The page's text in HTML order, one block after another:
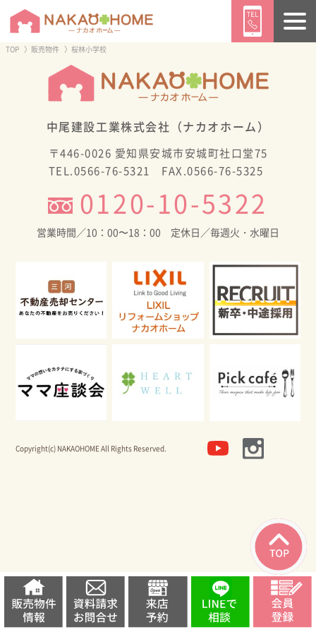
TOP 販売物件 桜林小学校
中尾建設工業株式会社（ナカオホーム）
〒446-0026 愛知県安城市安城町社口堂75
TEL.0566-76-5321 FAX.0566-76-5325
0120-10-5322
営業時間／10：00〜18：00 定休日／毎週火・水曜日
Copyright(c) NAKAOHOME All Rights Reserved.
ようこそ ／ ゲスト
ログイン 会員登録
トップページ 販売物件情報 イベント情報
ニュース ブログ 施工事例
CONTENTS
ナカオホームの家づくり
CONCEPT
BUSINESS
採用情報
RECRUIT